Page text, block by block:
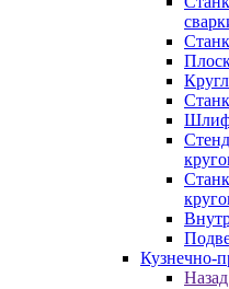
Кузнечно-
Назад